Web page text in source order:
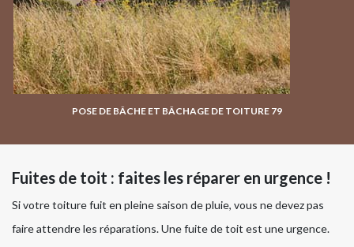
POSE DE BÂCHE ET BÂCHAGE DE TOITURE 79
Fuites de toit : faites les réparer en urgence !
Si votre toiture fuit en pleine saison de pluie, vous ne devez pas
faire attendre les réparations. Une fuite de toit est une urgence.